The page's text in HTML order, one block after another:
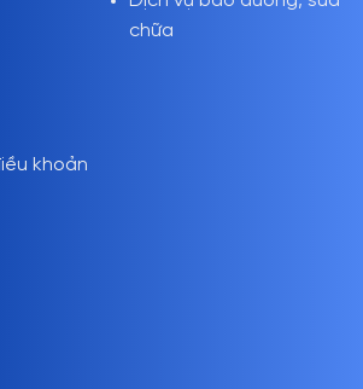
chữa
khoản